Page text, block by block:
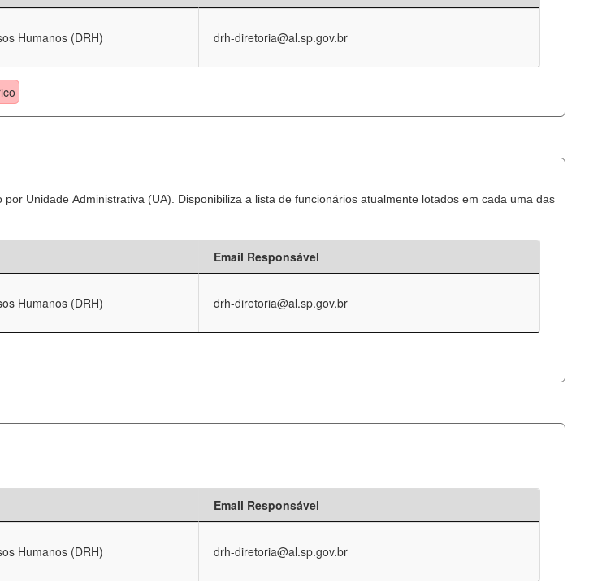
Humanos (DRH) drh-diretoria@al.sp.gov.br
Unidade Administrativa (UA). Disponibiliza a lista de funcionários atualmente lotados em cada uma das
Email Responsável
Humanos (DRH) drh-diretoria@al.sp.gov.br
Email Responsável
Humanos (DRH) drh-diretoria@al.sp.gov.br